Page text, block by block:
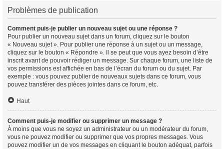
Problèmes de publication
Comment puis-je publier un nouveau sujet ou une réponse ?
Pour publier un nouveau sujet dans un forum, cliquez sur le bouton
« Nouveau sujet ». Pour publier une réponse à un sujet ou un message,
cliquez sur le bouton « Répondre ». Il se peut que vous ayez besoin d’être
inscrit avant de pouvoir rédiger un message. Sur chaque forum, une liste de
vos permissions est affichée en bas de l’écran du forum ou du sujet. Par
exemple : vous pouvez publier de nouveaux sujets dans ce forum, vous
pouvez transférer des pièces jointes dans ce forum, etc.
Haut
Comment puis-je modifier ou supprimer un message ?
À moins que vous ne soyez un administrateur ou un modérateur du forum,
vous ne pouvez modifier ou supprimer que vos propres messages. Vous
pouvez modifier un de vos messages en cliquant le bouton adéquat, parfois